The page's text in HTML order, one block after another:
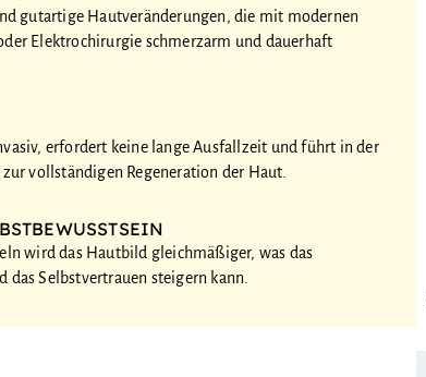
gutartige Hautveränderungen, die mit modernen
Elektrochirurgie schmerzarm und dauerhaft
erfordert keine lange Ausfallzeit und führt in der
vollständigen Regeneration der Haut.
wird das Hautbild gleichmäßiger, was das
Selbstvertrauen steigern kann.